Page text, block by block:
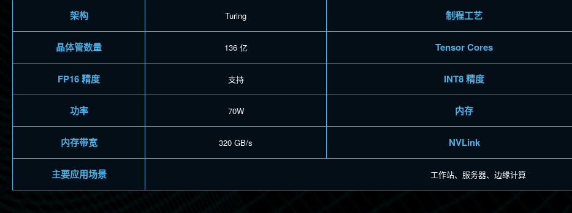
架构 Turing 制程工艺
晶体管数量 136 亿 Tensor Cores
FP16 精度 支持 INT8 精度
功率 70W 内存
内存带宽 320 GB/s NVLink
主要应用场景 工作站、服务器、边缘计算